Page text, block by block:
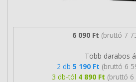
6 090 Ft (bruttó 7
Több darabos
2 db 5 190 Ft (bruttó 6
3 db-tól 4 890 Ft (bruttó 6